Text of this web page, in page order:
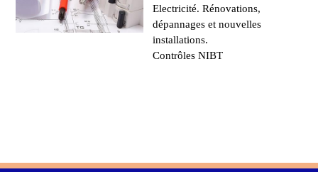
Electricité. Rénovations,
dépannages et nouvelles
installations.
Contrôles NIBT